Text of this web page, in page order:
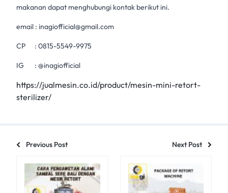
makanan dapat menghubungi kontak berikut ini.
email : inagiofficial@gmail.com
CP : 0815-5549-9975
IG : @inagiofficial
https://jualmesin.co.id/product/mesin-mini-retort-
sterilizer/
Previous Post Next Post